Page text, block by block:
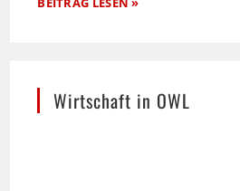
Wirtschaft in OWL